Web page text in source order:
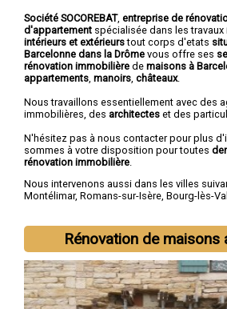
Société SOCOREBAT, entreprise de
d'appartement spécialisée dans les travaux
intérieurs et extérieurstout corps d'etats
Barcelonne dans la Drôme vous offre ses
rénovation immobilière de maisons à
appartements manoirs châteaux.
Nous travaillons essentiellement avec des
immobilières, des architectes et des
N'hésitez pas à nous contacter pour plus
sommes à votre disposition pour toutes
rénovation immobilière
Nous intervenons aussi dans les villes
Montélimar, Romans-sur-Isère, Bourg-lès-
Rénovation de maisons